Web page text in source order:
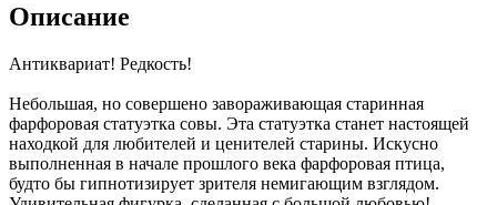
Описание
Антиквариат! Редкость!
Небольшая, но совершено завораживающая старинная
фарфоровая статуэтка совы. Эта статуэтка станет настоящей
находкой для любителей и ценителей старины. Искусно
выполненная в начале прошлого века фарфоровая птица,
будто бы гипнотизирует зрителя немигающим взглядом.